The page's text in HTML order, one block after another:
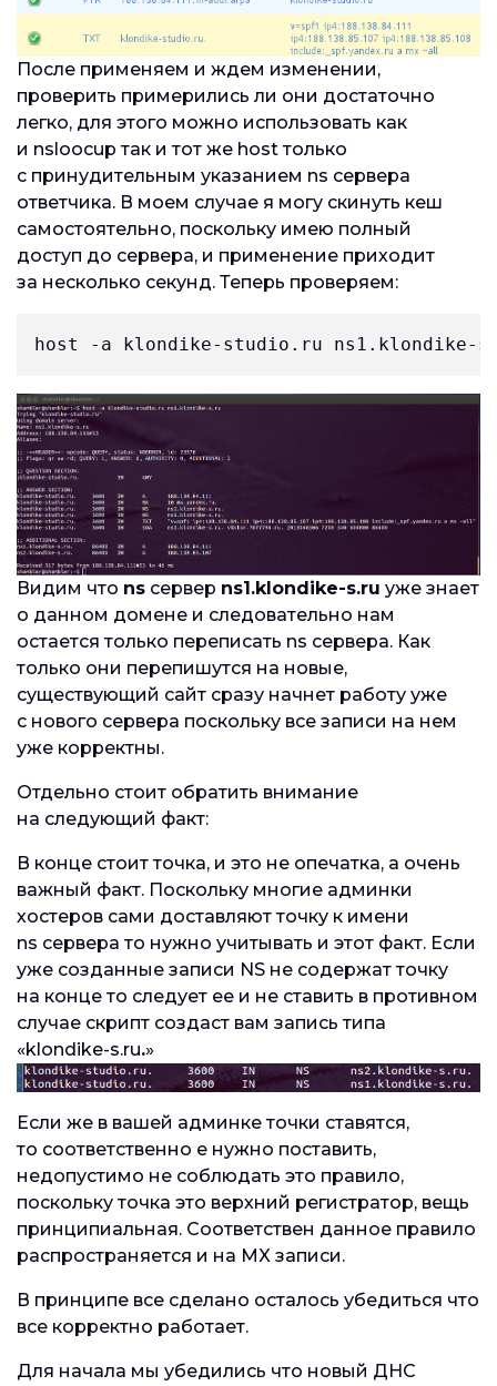
После применяем и ждем изменении,
проверить примерились ли они достаточно
легко, для этого можно использовать как
и nsloocup так и тот же host только
c принудительным указанием ns сервера
ответчика. В моем случае я могу скинуть кеш
самостоятельно, поскольку имею полный
доступ до сервера, и применение приходит
за несколько секунд. Теперь проверяем:
host -a klondike-studio.ru ns1.klondike-
Видим что ns сервер ns1.klondike-s.ru уже знает
о данном домене и следовательно нам
остается только переписать ns сервера. Как
только они перепишутся на новые,
существующий сайт сразу начнет работу уже
с нового сервера поскольку все записи на нем
уже корректны.
Отдельно стоит обратить внимание
на следующий факт:
В конце стоит точка, и это не опечатка, а очень
важный факт. Поскольку многие админки
хостеров сами доставляют точку к имени
ns сервера то нужно учитывать и этот факт. Если
уже созданные записи NS не содержат точку
на конце то следует ее и не ставить в противном
случае скрипт создаст вам запись типа
«klondike-s.ru.»
Если же в вашей админке точки ставятся,
то соответственно е нужно поставить,
недопустимо не соблюдать это правило,
поскольку точка это верхний регистратор, вещь
принципиальная. Соответствен данное правило
распространяется и на MX записи.
В принципе все сделано осталось убедиться что
все корректно работает.
Для начала мы убедились что новый ДНС